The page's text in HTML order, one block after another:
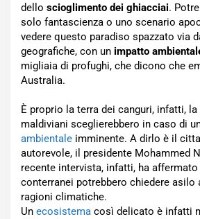
dello scioglimento dei ghiacciai.
solo fantascienza o uno scenario
vedere questo paradiso spazzato via
geografiche, con un impatto
migliaia di profughi, che dicono che
Australia.
È proprio la terra dei canguri, infatti,
maldiviani sceglierebbero in caso di
ambientale imminente. A dirlo è il
autorevole, il presidente Mohammed
recente intervista, infatti, ha
conterranei potrebbero chiedere asilo
ragioni climatiche.
Un ecosistema così delicato è infatti